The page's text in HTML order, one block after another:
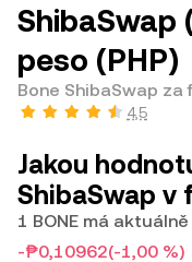
ShibaSwap
peso (PHP)
Bone ShibaSwap za
4,5
Jakou
ShibaSwap v
1 BONE má
-₱0,10962(-1,00 %)